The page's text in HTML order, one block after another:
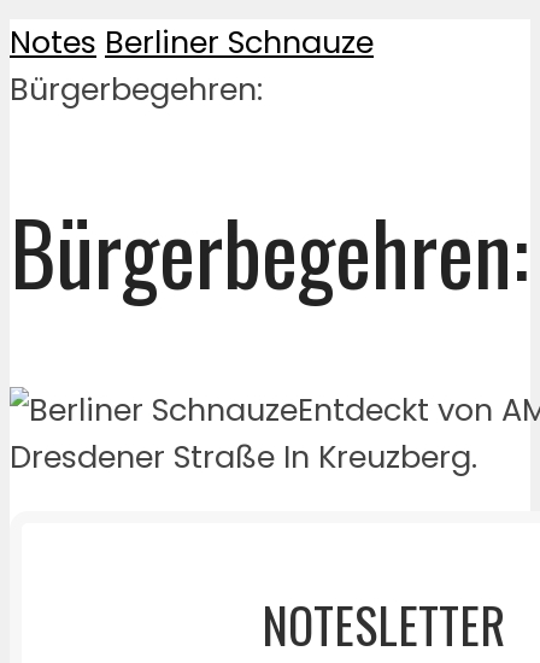
Notes Berliner Schnauze
Bürgerbegehren:
Bürgerbegehren:
Entdeckt von
Dresdener Straße In Kreuzberg.
NOTESLETTER